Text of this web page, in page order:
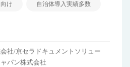
け 自治体導入実績多数
社/京セラドキュメントソリュー
パン株式会社